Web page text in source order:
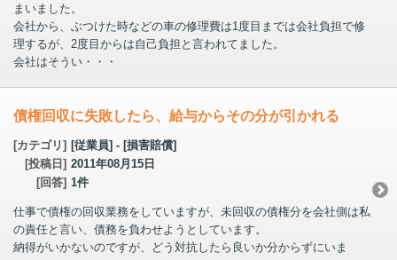
まいました。
会社から、ぶつけた時などの車の修理費は1度目までは会社負担で修
理するが、2度目からは自己負担と言われてました。
会社はそうい・・・
債権回収に失敗したら、給与からその分が引かれる
[カテゴリ] [従業員] - [損害賠償]
[投稿日] 2011年08月15日
[回答] 1件
仕事で債権の回収業務をしていますが、未回収の債権分を会社側は私
の責任と言い、債務を負わせようとしています。
納得がいかないのですが、どう対抗したら良いか分からずにいま